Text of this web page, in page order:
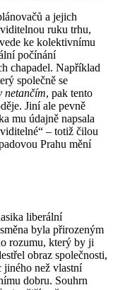
a jejich
ruku trhu,
ke kolektivnímu
počínání
chapadel. Například
společně se
netančím, pak tento
Jiní ale pevně
mu údajně napsala
– totiž čilou
Prahu mění
liberální
byla přirozeným
rozumu, který by ji
obraz společnosti,
jiného než vlastní
dobru. Souhrn